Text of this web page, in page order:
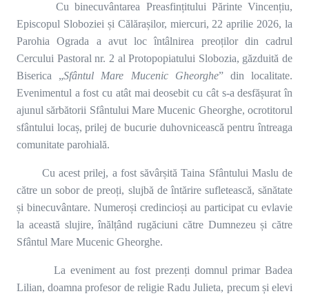
Cu binecuvântarea Preasfințitului Părinte Vincențiu,
Episcopul Sloboziei și Călărașilor, miercuri, 22 aprilie 2026, la
Parohia Ograda a avut loc întâlnirea preoților din cadrul
Cercului Pastoral nr. 2 al Protopopiatului Slobozia, găzduită de
Biserica „Sfântul Mare Mucenic Gheorghe” din localitate.
Evenimentul a fost cu atât mai deosebit cu cât s-a desfășurat în
ajunul sărbătorii Sfântului Mare Mucenic Gheorghe, ocrotitorul
sfântului locaș, prilej de bucurie duhovnicească pentru întreaga
comunitate parohială.
Cu acest prilej, a fost săvârșită Taina Sfântului Maslu de
către un sobor de preoți, slujbă de întărire sufletească, sănătate
și binecuvântare. Numeroși credincioși au participat cu evlavie
la această slujire, înălțând rugăciuni către Dumnezeu și către
Sfântul Mare Mucenic Gheorghe.
La eveniment au fost prezenți domnul primar Badea
Lilian, doamna profesor de religie Radu Julieta, precum și elevi